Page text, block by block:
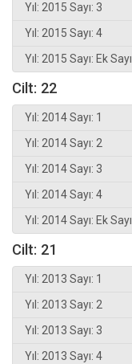
Yıl: 2015 Sayı: 3
Yıl: 2015 Sayı: 4
Yıl: 2015 Sayı: Ek Sayı
Cilt: 22
Yıl: 2014 Sayı: 1
Yıl: 2014 Sayı: 2
Yıl: 2014 Sayı: 3
Yıl: 2014 Sayı: 4
Yıl: 2014 Sayı: Ek Sayı
Cilt: 21
Yıl: 2013 Sayı: 1
Yıl: 2013 Sayı: 2
Yıl: 2013 Sayı: 3
Yıl: 2013 Sayı: 4